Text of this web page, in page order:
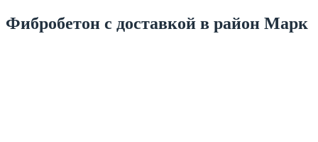
Фибробетон с доставкой в район Марк